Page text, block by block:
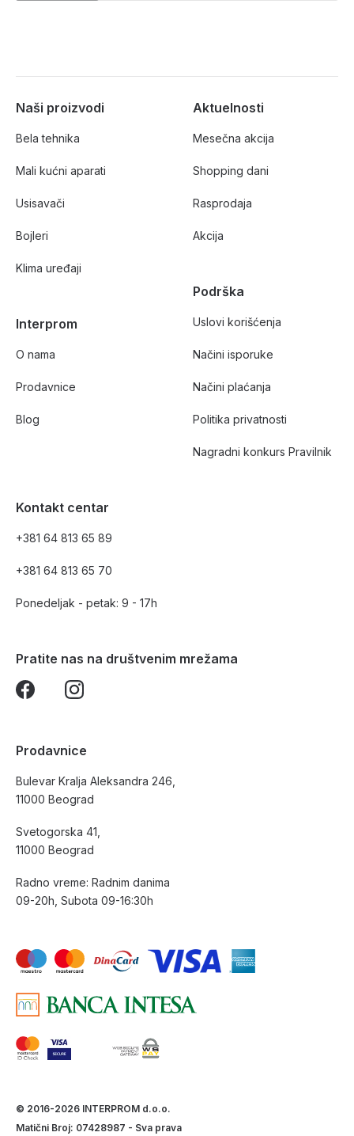
Naši proizvodi
Bela tehnika
Mali kućni aparati
Usisavači
Bojleri
Klima uređaji
Interprom
O nama
Prodavnice
Blog
Aktuelnosti
Mesečna akcija
Shopping dani
Rasprodaja
Akcija
Podrška
Uslovi korišćenja
Načini isporuke
Načini plaćanja
Politika privatnosti
Nagradni konkurs Pravilnik
Kontakt centar
+381 64 813 65 89
+381 64 813 65 70
Ponedeljak - petak: 9 - 17h
Pratite nas na društvenim mrežama
Prodavnice
Bulevar Kralja Aleksandra 246,
11000 Beograd
Svetogorska 41,
11000 Beograd
Radno vreme: Radnim danima
09-20h, Subota 09-16:30h
© 2016-2026 INTERPROM d.o.o.
Matični Broj: 07428987 - Sva prava